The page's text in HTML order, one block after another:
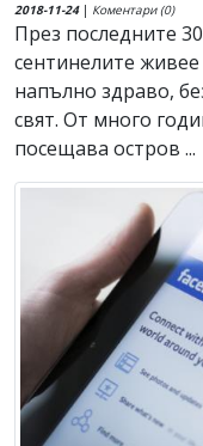
2018-11-24| Коментари (0)
През последните
сентинелите
напълно здраво,
свят. От много
посещава остров ...